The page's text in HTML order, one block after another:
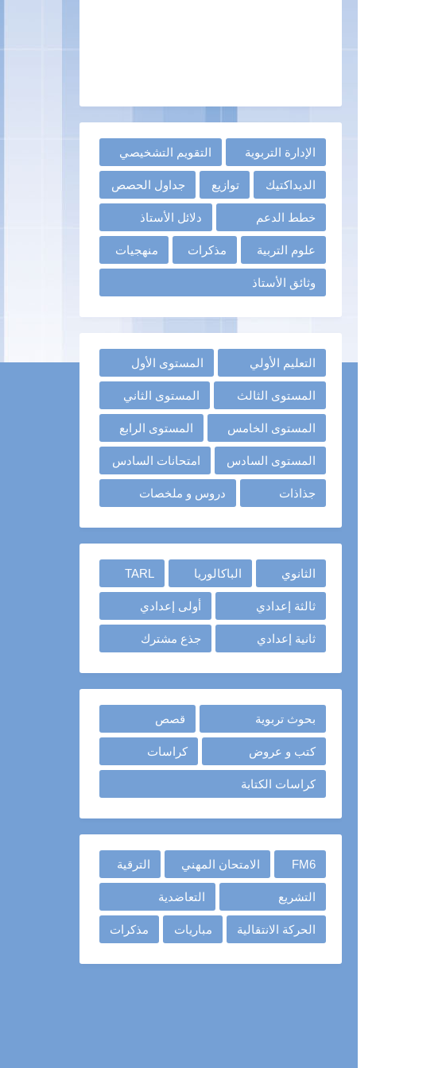
الإدارة التربوية التقويم التشخيصي
الديداكتيك توازيع جداول الحصص
خطط الدعم دلائل الأستاذ
علوم التربية مذكرات منهجيات
وثائق الأستاذ
التعليم الأولي المستوى الأول
المستوى الثالث المستوى الثاني
المستوى الخامس المستوى الرابع
المستوى السادس امتحانات السادس
جذاذات دروس و ملخصات
الثانوي الباكالوريا TARL
ثالثة إعدادي أولى إعدادي
ثانية إعدادي جذع مشترك
بحوث تربوية قصص
كتب و عروض كراسات
كراسات الكتابة
FM6 الامتحان المهني الترقية
التشريع التعاضدية
الحركة الانتقالية مباريات مذكرات